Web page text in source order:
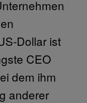
Dollar ist
CEO
dem ihm
anderer